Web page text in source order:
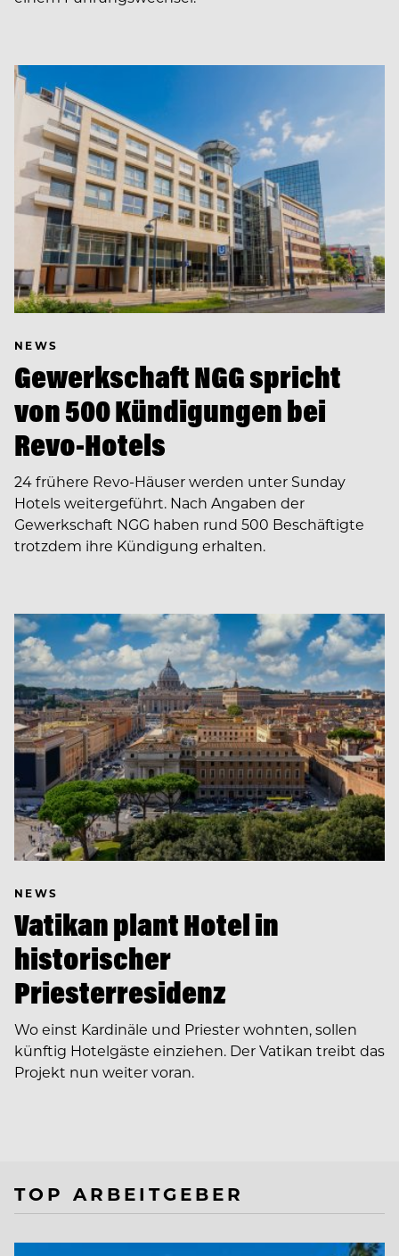
NEWS
Gewerkschaft NGG spricht
von 500 Kündigungen bei
Revo-Hotels
24 frühere Revo-Häuser werden unter Sunday
Hotels weitergeführt. Nach Angaben der
Gewerkschaft NGG haben rund 500 Beschäftigte
trotzdem ihre Kündigung erhalten.
NEWS
Vatikan plant Hotel in
historischer
Priesterresidenz
Wo einst Kardinäle und Priester wohnten, sollen
künftig Hotelgäste einziehen. Der Vatikan treibt das
Projekt nun weiter voran.
TOP ARBEITGEBER